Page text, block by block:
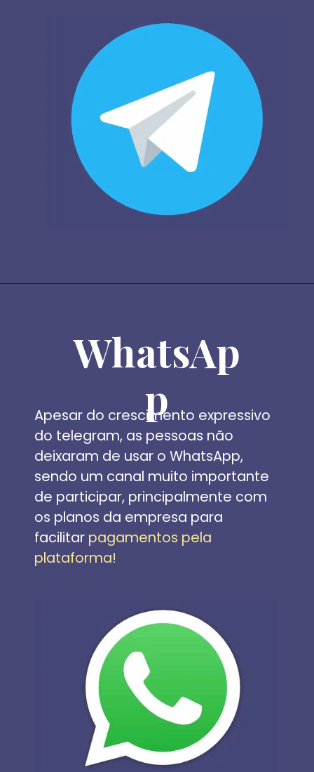
Apesar do crescimento expressivo
do telegram, as pessoas não
deixaram de usar o WhatsApp,
sendo um canal muito importante
de participar, principalmente com
os planos da empresa para
facilitar pagamentos pela
plataforma!
WhatsAp
p